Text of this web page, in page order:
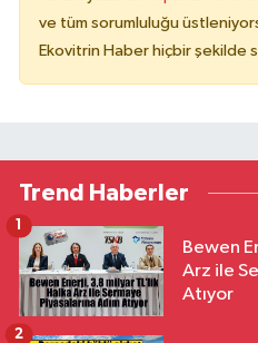
ve tüm sorumluluğu
Ekovitrin Haber hiçbir şekilde
Trend Haberler
Bewen
Arz ile
Atıyor
2